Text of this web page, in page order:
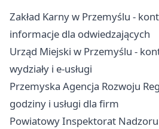
Zakład Karny w Przemyślu -
informacje dla odwiedzających
Urząd Miejski w Przemyślu -
wydziały i e-usługi
Przemyska Agencja Rozwoju
godziny i usługi dla firm
Powiatowy Inspektorat